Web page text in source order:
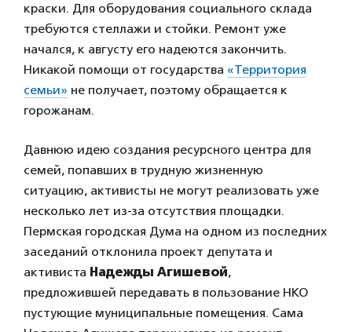
краски. Для оборудования социального склада
требуются стеллажи и стойки. Ремонт уже
начался, к августу его надеются закончить.
Никакой помощи от государства «Территория
семьи» не получает, поэтому обращается к
горожанам.
Давнюю идею создания ресурсного центра для
семей, попавших в трудную жизненную
ситуацию, активисты не могут реализовать уже
несколько лет из-за отсутствия площадки.
Пермская городская Дума на одном из последних
заседаний отклонила проект депутата и
активиста Надежды Агишевой,
предложившей передавать в пользование НКО
пустующие муниципальные помещения. Сама